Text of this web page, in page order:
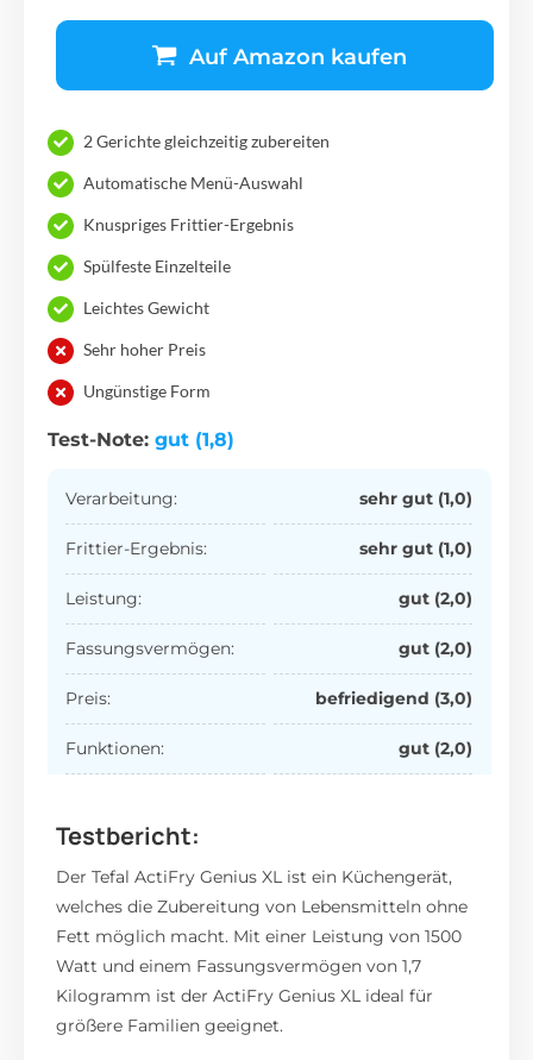
Auf Amazon kaufen
2 Gerichte gleichzeitig zubereiten
Automatische Menü-Auswahl
Knuspriges Frittier-Ergebnis
Spülfeste Einzelteile
Leichtes Gewicht
Sehr hoher Preis
Ungünstige Form
Test-Note: gut (1,8)
Verarbeitung: sehr gut (1,0)
Frittier-Ergebnis: sehr gut (1,0)
Leistung: gut (2,0)
Fassungsvermögen: gut (2,0)
Preis: befriedigend (3,0)
Funktionen: gut (2,0)
Testbericht:
Der Tefal ActiFry Genius XL ist ein Küchengerät,
welches die Zubereitung von Lebensmitteln ohne
Fett möglich macht. Mit einer Leistung von 1500
Watt und einem Fassungsvermögen von 1,7
Kilogramm ist der ActiFry Genius XL ideal für
größere Familien geeignet.